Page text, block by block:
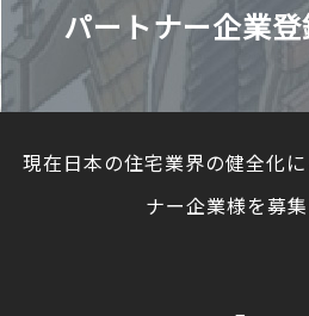
パートナー企業
現在日本の住宅業界の健全化
ナー企業様を募集